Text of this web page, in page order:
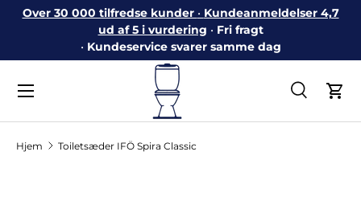
Gå til indhold
Over 30 000 tilfredse kunder • Kundeanmeldelser 4,7
ud af 5 i vurdering • Fri fragt
• Kundeservice svarer samme dag
Søg
Søg
Menu
Hjem Toiletsæder IFÖ Spira Classic